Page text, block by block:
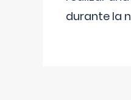
durante la